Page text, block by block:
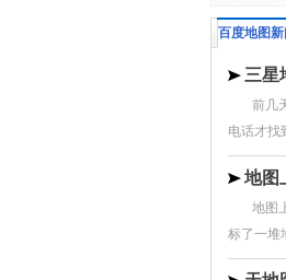
百度地图新
三星
前几
电话才找
地图
地图
标了一堆